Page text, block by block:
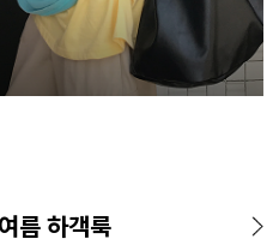
름 하객룩